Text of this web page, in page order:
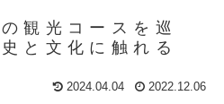
観光コースを巡
と文化に触れる
2024.04.04 2022.12.06